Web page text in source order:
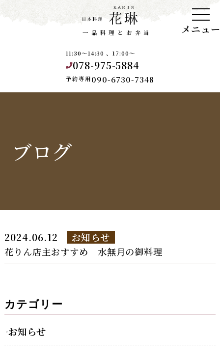
一品料理とお弁当
11:30～14:30 、17:00～
078-975-5884
予約専用090-6730-7348
ブログ
メニュー
2024.06.12 お知らせ
花りん店主おすすめ 水無月の御料理
カテゴリー
お知らせ